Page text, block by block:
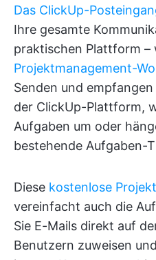
Das ClickUp-
Ihre gesamte
praktischen Plattform –
Projektmanagement-
Senden und
der ClickUp-Plattform,
Aufgaben um oder
bestehende Aufgaben-
Diese kostenlose
vereinfacht auch die
Sie E-Mails direkt auf
Benutzern zuweisen